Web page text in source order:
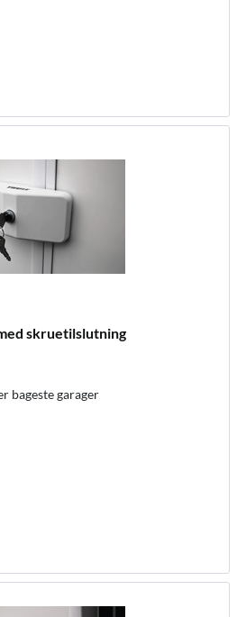
skruetilslutning
bageste garager